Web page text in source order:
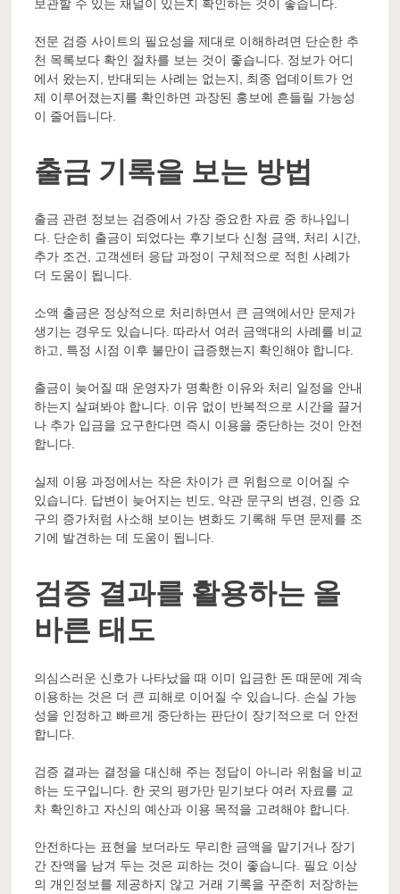
보관할 수 있는 채널이 있는지 확인하는 것이 좋습니다.
전문 검증 사이트의 필요성을 제대로 이해하려면 단순한 추
천 목록보다 확인 절차를 보는 것이 좋습니다. 정보가 어디
에서 왔는지, 반대되는 사례는 없는지, 최종 업데이트가 언
제 이루어졌는지를 확인하면 과장된 홍보에 흔들릴 가능성
이 줄어듭니다.
출금 기록을 보는 방법
출금 관련 정보는 검증에서 가장 중요한 자료 중 하나입니
다. 단순히 출금이 되었다는 후기보다 신청 금액, 처리 시간,
추가 조건, 고객센터 응답 과정이 구체적으로 적힌 사례가
더 도움이 됩니다.
소액 출금은 정상적으로 처리하면서 큰 금액에서만 문제가
생기는 경우도 있습니다. 따라서 여러 금액대의 사례를 비교
하고, 특정 시점 이후 불만이 급증했는지 확인해야 합니다.
출금이 늦어질 때 운영자가 명확한 이유와 처리 일정을 안내
하는지 살펴봐야 합니다. 이유 없이 반복적으로 시간을 끌거
나 추가 입금을 요구한다면 즉시 이용을 중단하는 것이 안전
합니다.
실제 이용 과정에서는 작은 차이가 큰 위험으로 이어질 수
있습니다. 답변이 늦어지는 빈도, 약관 문구의 변경, 인증 요
구의 증가처럼 사소해 보이는 변화도 기록해 두면 문제를 조
기에 발견하는 데 도움이 됩니다.
검증 결과를 활용하는 올
바른 태도
의심스러운 신호가 나타났을 때 이미 입금한 돈 때문에 계속
이용하는 것은 더 큰 피해로 이어질 수 있습니다. 손실 가능
성을 인정하고 빠르게 중단하는 판단이 장기적으로 더 안전
합니다.
검증 결과는 결정을 대신해 주는 정답이 아니라 위험을 비교
하는 도구입니다. 한 곳의 평가만 믿기보다 여러 자료를 교
차 확인하고 자신의 예산과 이용 목적을 고려해야 합니다.
안전하다는 표현을 보더라도 무리한 금액을 맡기거나 장기
간 잔액을 남겨 두는 것은 피하는 것이 좋습니다. 필요 이상
의 개인정보를 제공하지 않고 거래 기록을 꾸준히 저장하는